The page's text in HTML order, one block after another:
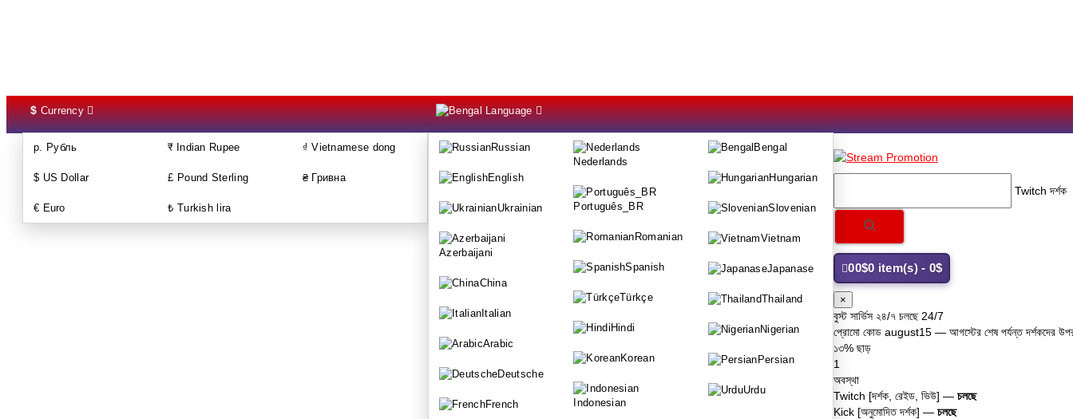
$Currency
р. Рубль
$ US Dollar
€ Euro
₹ Indian Rupee
£ Pound Sterling
₺ Turkish lira
₫ Vietnamese dong
₴ Гривна
Language
Russian
English
Ukrainian
Azerbaijani
China
Italian
Arabic
Deutsche
French
Nederlands
Português_BR
Romanian
Spanish
Türkçe
Hindi
Korean
Indonesian
Bengal
Hungarian
Slovenian
Vietnam
Japanase
Thailand
Nigerian
Persian
Urdu
Twitch দর্
00$0 item(s) - 0$
×
বুস্ট সার্ভিস ২৪/৭ চলছে 24/7
প্রোমো কোড august15 — আগস্টের শেষ পর্যন্ত দর্শকদের
১৩% ছাড়
1
অবস্থা
Twitch [দর্শক, রেইড, ভিউ] — চলছে
Kick [অনুমোদিত দর্শক] — চলছে